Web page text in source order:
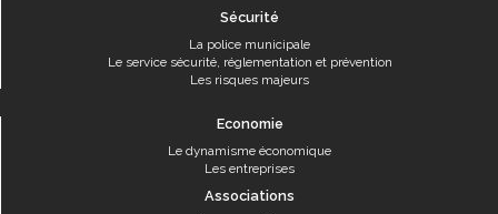
Sécurité
La police municipale
Le service sécurité, réglementation et prévention
Les risques majeurs
Economie
Le dynamisme économique
Les entreprises
Associations